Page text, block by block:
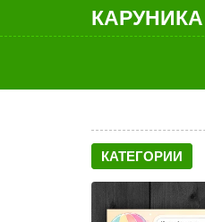
КАРУНИКА
КАТЕГОРИИ